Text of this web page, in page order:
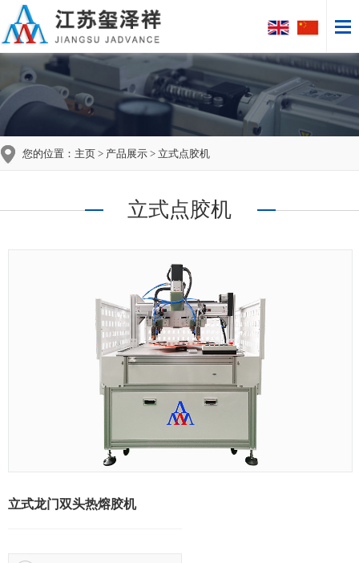
您的位置： 主页 > 产品展示 > 立式点胶机
立式点胶机
立式龙门双头热熔胶机